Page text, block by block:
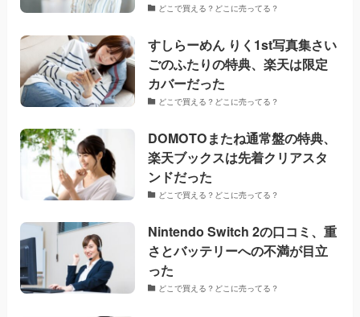
どこで買える？どこに売ってる？
すしらーめん りく1st写真集さい
ごのふたりの特典、楽天は限定
カバーだった
どこで買える？どこに売ってる？
DOMOTOまたね通常盤の特典、
楽天ブックスは先着クリアスタ
ンドだった
どこで買える？どこに売ってる？
Nintendo Switch 2の口コミ、重
さとバッテリーへの不満が目立
った
どこで買える？どこに売ってる？